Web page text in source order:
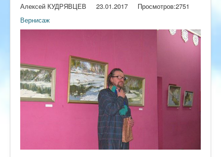
Алексей КУДРЯВЦЕВ 23.01.2017 Просмотров:2751
Вернисаж